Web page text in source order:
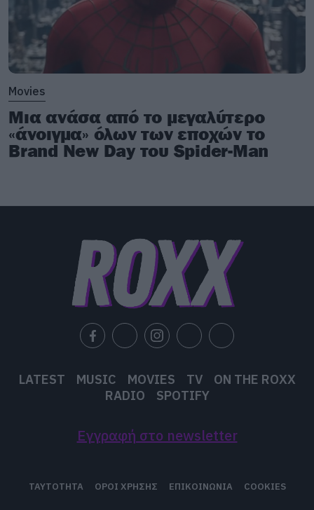
Movies
Μια ανάσα από το μεγαλύτερο
«άνοιγμα» όλων των εποχών το
Brand New Day του Spider-Man
LATEST MUSIC MOVIES TV
ON THE ROXX
RADIO
SPOTIFY
Εγγραφή στο newsletter
ΤΑΥΤΟΤΗΤΑ ΟΡΟΙ ΧΡΗΣΗΣ ΕΠΙΚΟΙΝΩΝΙΑ COOKIES